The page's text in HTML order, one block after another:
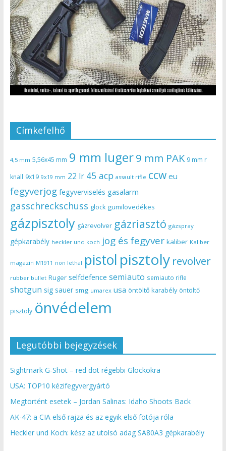
Címkefelhő
4,5 mm 5,56x45 mm 9 mm luger9 mm PAK 9 mm r
knall 9x19 9x19 mm 22 lr 45 acp assault rifle ccw eu
fegyverjog fegyverviselés gasalarm
gasschreckschuss glock gumilövedékes
gázpisztoly gázrevolver gázriasztó gázspray
gépkarabély heckler und koch jog és fegyver kaliber Kaliber
magazin M1911 non lethal pistol pisztoly revolver
rubber bullet Ruger selfdefence semiauto semiauto rifle
shotgun sig sauer smg umarex usa öntöltő karabély öntöltő
pisztoly önvédelem
Legutóbbi bejegyzések
Sightmark G-Shot – red dot régebbi Glockokra
USA: TOP10 kézifegyvergyártó
Megtörtént esetek – Jordan Salinas: Idaho Shoots Back
AK-47: a CIA első rajza és az egyik első fotója róla
Heckler und Koch: kész az utolsó adag SA80A3 gépkarabély